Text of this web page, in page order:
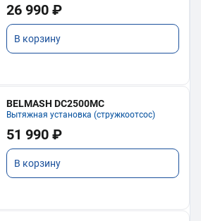
26 990 ₽
В корзину
BELMASH DC2500MC
Вытяжная установка (стружкоотсос)
51 990 ₽
В корзину